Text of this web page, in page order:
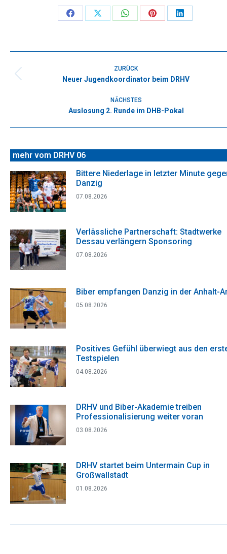
Share
Facebook
Share
X
Share
WhatsApp
Share
Pinterest
Share
LinkedIn
ZURÜCK
Vorheriger
Neuer Jugendkoordinator beim DRHV
NÄCHSTES
Nächster
Auslosung 2. Runde im DHB-Pokal
mehr vom DRHV 06
Bittere Niederlage in letzter Minute
Danzig
07.08.2026
Verlässliche Partnerschaft: Stadtwerke
Dessau verlängern Sponsoring
07.08.2026
Biber empfangen Danzig in der Anhalt-
05.08.2026
Positives Gefühl überwiegt aus den
Testspielen
04.08.2026
DRHV und Biber-Akademie treiben
Professionalisierung weiter voran
03.08.2026
DRHV startet beim Untermain Cup in
Großwallstadt
01.08.2026